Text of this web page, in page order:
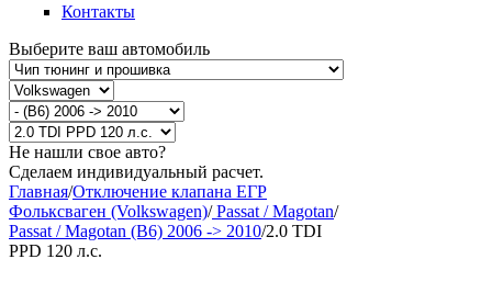
Контакты
Выберите ваш автомобиль
Не нашли свое авто?
Сделаем индивидуальный расчет.
Главная/Отключение клапана ЕГР
Фольксваген (Volkswagen)/Passat / Magotan/
Passat / Magotan (B6) 2006 -> 2010/2.0 TDI
PPD 120 л.с.